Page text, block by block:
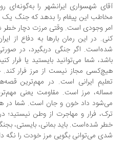
شهسواری ایرانشهر را به‌گونه‌ای روایت
این پیغام را بدهد که جنگ یک امر
وجودی است. وقتی مرزت دچار خطر شد
در این رمان بارها به دفاع از ایران،
اگر جنگی دربگیرد، در صورتی‌که
شما می‌توانید بایستید یا فرار کنید.
مجاز نیست از مرز فرار کند. جدا
ایرانی است. در مهم‌ترین قصه‌ها و
مرز است. مقاومت یعنی مهم‌ترین
داد خون و جان است. شما در هیچ
فرار و مهاجرت از وطن نیستید؛ در
شده‌است. باید بمانی، بایستی، بجنگی و
می‌توانی بگویی مرز خودت را نگه